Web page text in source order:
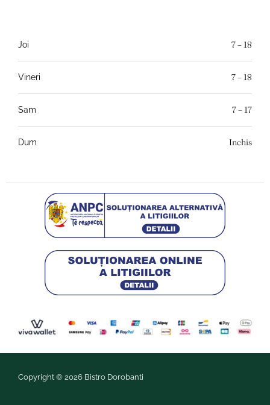
Joi 7 – 18
Vineri 7 – 18
Sam 7 – 17
Dum Inchis
Copyright © 2026 Bistro Dorobanti